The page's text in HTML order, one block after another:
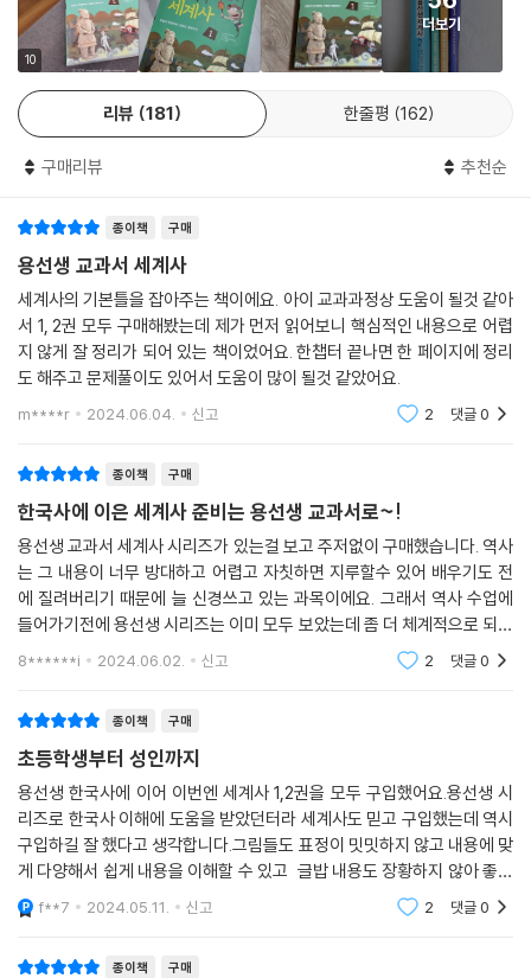
10
더보기
리뷰 181 한줄평 162
구매리뷰 추천순
종이책 구매
용선생 교과서 세계사
세계사의 기본틀을 잡아주는 책이에요. 아이 교과과정상 도움이 될것 같아
서 1, 2권 모두 구매해봤는데 제가 먼저 읽어보니 핵심적인 내용으로 어렵
지 않게 잘 정리가 되어 있는 책이었어요. 한챕터 끝나면 한 페이지에 정리
도 해주고 문제풀이도 있어서 도움이 많이 될것 같았어요.
m****r 2024.06.04. 신고 2 댓글0
종이책 구매
한국사에 이은 세계사 준비는 용선생 교과서로~!
용선생 교과서 세계사 시리즈가 있는걸 보고 주저없이 구매했습니다. 역사
는 그 내용이 너무 방대하고 어렵고 자칫하면 지루할수 있어 배우기도 전
에 질려버리기 때문에 늘 신경쓰고 있는 과목이에요. 그래서 역사 수업에
들어가기전에 용선생 시리즈는 이미 모두 보았는데 좀 더 체계적으로 되어
있는 교과서 세계사가 나와서 너무 반가웠어요. 역사는 반복에 또 반복을
8******i 2024.06.02. 신고 2 댓글0
종이책 구매
초등학생부터 성인까지
용선생 한국사에 이어 이번엔 세계사 1,2권을 모두 구입했어요.용선생 시
리즈로 한국사 이해에 도움을 받았던터라 세계사도 믿고 구입했는데 역시
구입하길 잘 했다고 생각합니다.그림들도 표정이 밋밋하지 않고 내용에 맞
게 다양해서 쉽게 내용을 이해할 수 있고 글밥 내용도 장황하지 않아 좋고
요약 노트도 있고 문제풀이도 할 수 있어서 책을 읽으면서 자연스럽게 이
해와 학습까지
f**7 2024.05.11. 신고 2 댓글0
종이책 구매